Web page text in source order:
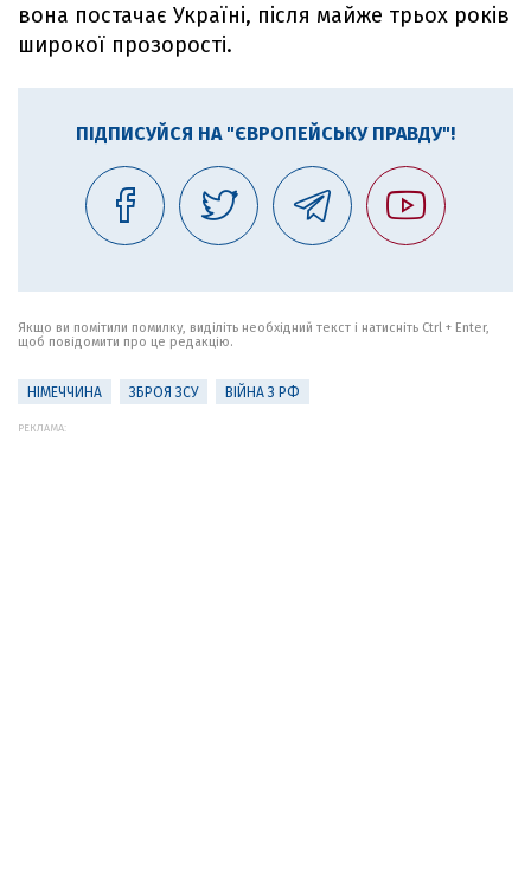
вона постачає Україні, після майже трьох років
широкої прозорості.
ПІДПИСУЙСЯ НА "ЄВРОПЕЙСЬКУ ПРАВДУ"!
Якщо ви помітили помилку, виділіть необхідний текст і натисніть Ctrl + Enter,
щоб повідомити про це редакцію.
НІМЕЧЧИНА ЗБРОЯ ЗСУ ВІЙНА З РФ
РЕКЛАМА: